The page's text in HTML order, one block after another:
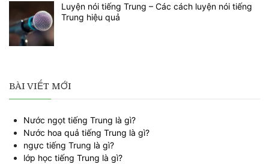
Luyện nói tiếng Trung – Các cách luyện nói tiếng
Trung hiệu quả
BÀI VIẾT MỚI
Nước ngọt tiếng Trung là gì?
Nước hoa quả tiếng Trung là gì?
ngực tiếng Trung là gì?
lớp học tiếng Trung là gì?